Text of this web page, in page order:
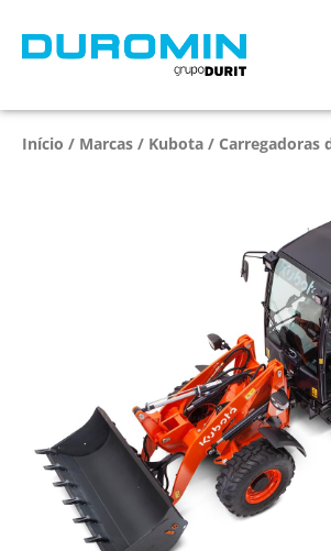
Início / Marcas / Kubota / Carregadoras